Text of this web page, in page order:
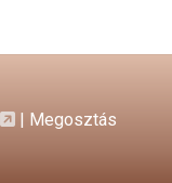
| Megosztás